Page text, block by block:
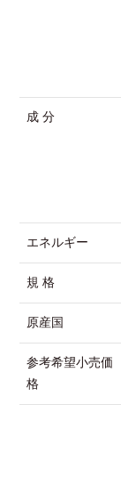
成 分
エネルギー
規 格
原産国
参考希望小売価
格